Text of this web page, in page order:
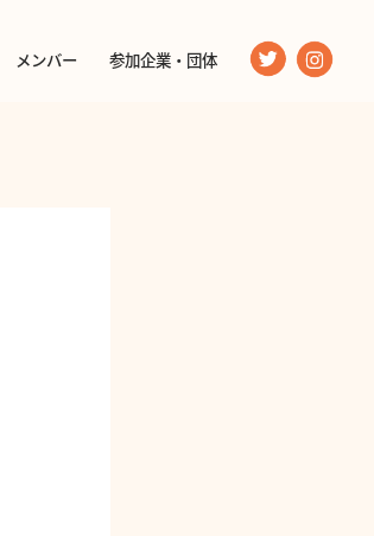
メンバー 参加企業・団体